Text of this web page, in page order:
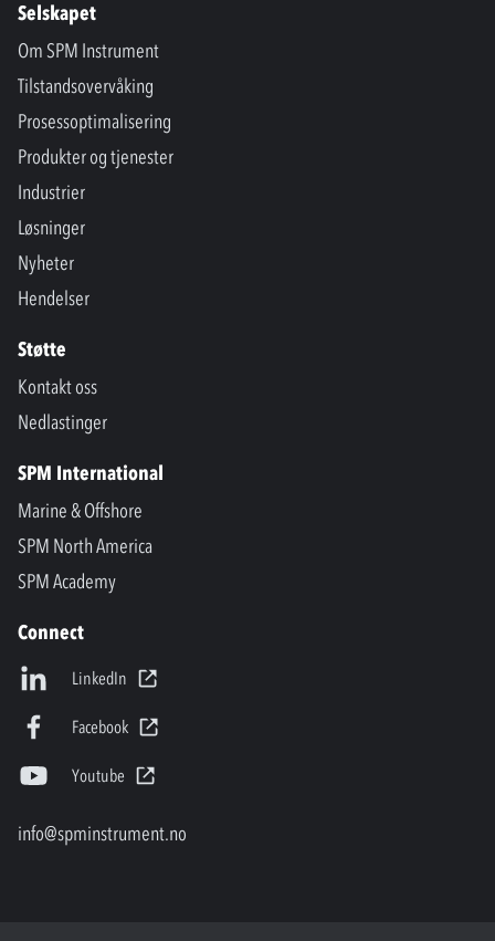
Selskapet
Om SPM Instrument
Tilstandsovervåking
Prosessoptimalisering
Produkter og tjenester
Industrier
Løsninger
Nyheter
Hendelser
Støtte
Kontakt oss
Nedlastinger
SPM International
Marine & Offshore
SPM North America
SPM Academy
Connect
LinkedIn
Facebook
Youtube
info@spminstrument.no